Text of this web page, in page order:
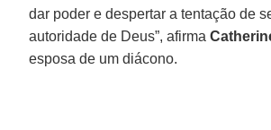
dar poder e despertar a tentação de
autoridade de Deus”, afirma
esposa de um diácono.